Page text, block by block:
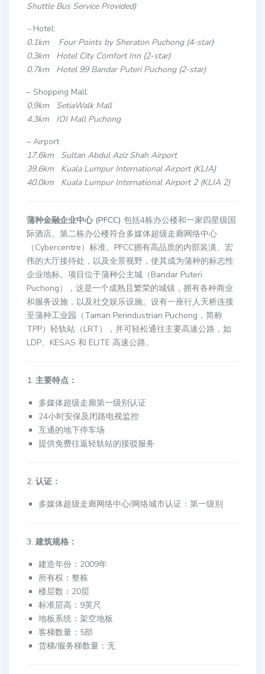
Shuttle Bus Service Provided)
–Hotel:
0.1km Four Points by Sheraton Puchong (4-star)
0.3km Hotel City Comfort Inn (2-star)
0.7km Hotel 99 Bandar Puteri Puchong (2-star)
– Shopping Mall:
0.9km SetiaWalk Mall
4.3km IOI Mall Puchong
– Airport
17.6km Sultan Abdul Aziz Shah Airport
39.6km Kuala Lumpur International Airport (KLIA)
40.0km Kuala Lumpur International Airport 2 (KLIA 2)
蒲种金融企业中心 (PFCC) 包括4栋办公楼和一家四星级国
际酒店。第二栋办公楼符合多媒体超级走廊网络中心
（Cybercentre）标准。PFCC拥有高品质的内部装潢、宏
伟的大厅接待处，以及全景视野，使其成为蒲种的标志性
企业地标。项目位于蒲种公主城（Bandar Puteri
Puchong），这是一个成熟且繁荣的城镇，拥有各种商业
和服务设施，以及社交娱乐设施。设有一座行人天桥连接
至蒲种工业园（Taman Perindustrian Puchong，简称
TPP）轻轨站（LRT），并可轻松通往主要高速公路，如
LDP、KESAS 和 ELITE 高速公路。
1. 主要特点：
多媒体超级走廊第一级别认证
24小时安保及闭路电视监控
互通的地下停车场
提供免费往返轻轨站的接驳服务
2. 认证：
多媒体超级走廊网络中心/网络城市认证：第一级别
3. 建筑规格：
建造年份：2009年
所有权：整栋
楼层数：20层
标准层高：9英尺
地板系统：架空地板
客梯数量：5部
货梯/服务梯数量：无